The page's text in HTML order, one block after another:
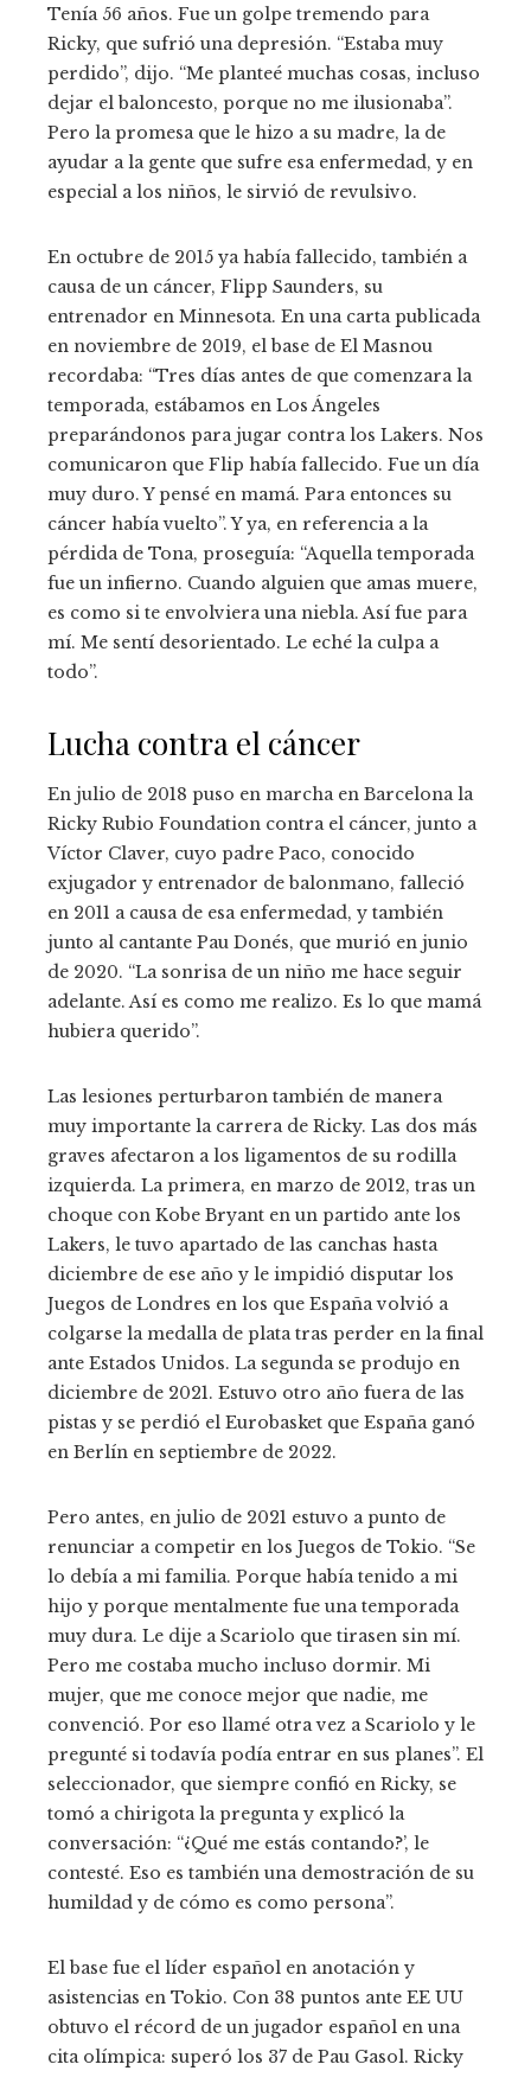
Tenía 56 años. Fue un golpe tremendo para
Ricky, que sufrió una depresión. “Estaba muy
perdido”, dijo. “Me planteé muchas cosas, incluso
dejar el baloncesto, porque no me ilusionaba”.
Pero la promesa que le hizo a su madre, la de
ayudar a la gente que sufre esa enfermedad, y en
especial a los niños, le sirvió de revulsivo.
En octubre de 2015 ya había fallecido, también a
causa de un cáncer, Flipp Saunders, su
entrenador en Minnesota. En una carta publicada
en noviembre de 2019, el base de El Masnou
recordaba: “Tres días antes de que comenzara la
temporada, estábamos en Los Ángeles
preparándonos para jugar contra los Lakers. Nos
comunicaron que Flip había fallecido. Fue un día
muy duro. Y pensé en mamá. Para entonces su
cáncer había vuelto”. Y ya, en referencia a la
pérdida de Tona, proseguía: “Aquella temporada
fue un infierno. Cuando alguien que amas muere,
es como si te envolviera una niebla. Así fue para
mí. Me sentí desorientado. Le eché la culpa a
todo”.
Lucha contra el cáncer
En julio de 2018 puso en marcha en Barcelona la
Ricky Rubio Foundation contra el cáncer, junto a
Víctor Claver, cuyo padre Paco, conocido
exjugador y entrenador de balonmano, falleció
en 2011 a causa de esa enfermedad, y también
junto al cantante Pau Donés, que murió en junio
de 2020. “La sonrisa de un niño me hace seguir
adelante. Así es como me realizo. Es lo que mamá
hubiera querido”.
Las lesiones perturbaron también de manera
muy importante la carrera de Ricky. Las dos más
graves afectaron a los ligamentos de su rodilla
izquierda. La primera, en marzo de 2012, tras un
choque con Kobe Bryant en un partido ante los
Lakers, le tuvo apartado de las canchas hasta
diciembre de ese año y le impidió disputar los
Juegos de Londres en los que España volvió a
colgarse la medalla de plata tras perder en la final
ante Estados Unidos. La segunda se produjo en
diciembre de 2021. Estuvo otro año fuera de las
pistas y se perdió el Eurobasket que España ganó
en Berlín en septiembre de 2022.
Pero antes, en julio de 2021 estuvo a punto de
renunciar a competir en los Juegos de Tokio. “Se
lo debía a mi familia. Porque había tenido a mi
hijo y porque mentalmente fue una temporada
muy dura. Le dije a Scariolo que tirasen sin mí.
Pero me costaba mucho incluso dormir. Mi
mujer, que me conoce mejor que nadie, me
convenció. Por eso llamé otra vez a Scariolo y le
pregunté si todavía podía entrar en sus planes”. El
seleccionador, que siempre confió en Ricky, se
tomó a chirigota la pregunta y explicó la
conversación: “¿Qué me estás contando?’, le
contesté. Eso es también una demostración de su
humildad y de cómo es como persona”.
El base fue el líder español en anotación y
asistencias en Tokio. Con 38 puntos ante EE UU
obtuvo el récord de un jugador español en una
cita olímpica: superó los 37 de Pau Gasol. Ricky